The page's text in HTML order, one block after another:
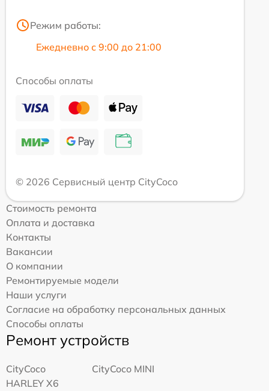
Режим работы:
Ежедневно с 9:00 до 21:00
Способы оплаты
© 2026 Сервисный центр CityCoco
Стоимость ремонта
Оплата и доставка
Контакты
Вакансии
О компании
Ремонтируемые модели
Наши услуги
Согласие на обработку персональных данных
Способы оплаты
Ремонт устройств
CityCoco
HARLEY X6
CityCoco MINI